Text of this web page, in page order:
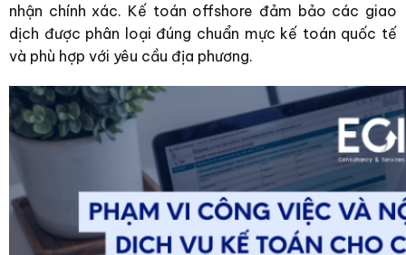
nhận chính xác. Kế toán offshore đảm bảo các giao
dịch được phân loại đúng chuẩn mực kế toán quốc tế
và phù hợp với yêu cầu địa phương.